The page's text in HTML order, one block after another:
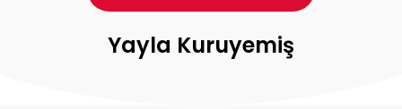
Yayla Kuruyemiş